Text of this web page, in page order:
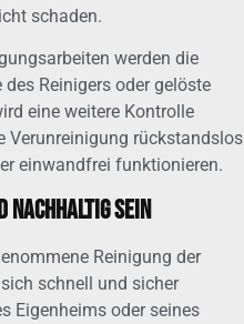
schaden.
werden die
Reinigers oder gelöste
eine weitere Kontrolle
Verunreinigung rückstandslos
einwandfrei funktionieren.
nachhaltig sein
Reinigung der
schnell und sicher
Eigenheims oder seines